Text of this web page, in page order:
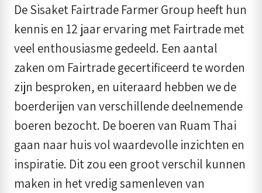
De Sisaket Fairtrade Farmer Group heeft hun
kennis en 12 jaar ervaring met Fairtrade met
veel enthousiasme gedeeld. Een aantal
zaken om Fairtrade gecertificeerd te worden
zijn besproken, en uiteraard hebben we de
boerderijen van verschillende deelnemende
boeren bezocht. De boeren van Ruam Thai
gaan naar huis vol waardevolle inzichten en
inspiratie. Dit zou een groot verschil kunnen
maken in het vredig samenleven van